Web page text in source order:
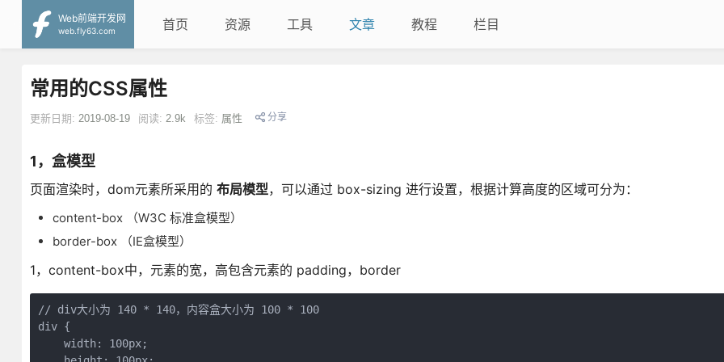
Web前端开发网
web.fly63.com
首页 资源 工具 文章 教程 栏目
常用的CSS属性
更新日期: 2019-08-19 阅读: 2.9k 标签: 属性 分享
1，盒模型
页面渲染时，dom元素所采用的 布局模型，可以通过 box-sizing 进行设置，根据计算高度的区域可分为：
content-box （W3C 标准盒模型）
border-box （IE盒模型）
1，content-box中，元素的宽，高包含元素的 padding，border
// div大小为 140 * 140，内容盒大小为 100 * 100
div {
    width: 100px;